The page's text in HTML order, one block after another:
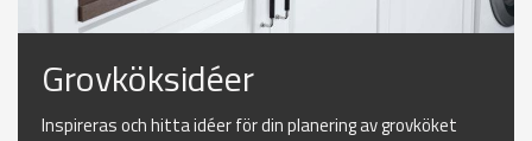
Grovköksidéer
Inspireras och hitta idéer för din planering av grovköket